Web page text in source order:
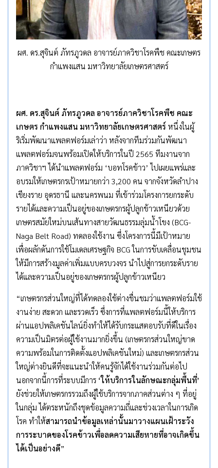
ผศ. ดร.สุจินต์ ภัทรภูวดล อาจารย์ภาควิชาโรคพืช คณะเกษตร
กำแพงแสน มหาวิทยาลัยเกษตรศาสตร์
ผศ. ดร.สุจินต์ ภัทรภูวดล อาจารย์ภาควิชาโรคพืช คณะ
เกษตร กำแพงแสน มหาวิทยาลัยเกษตรศาสตร์หนึ่งในผู้
ริเริ่มพัฒนาแพลตฟอร์มเล่าว่า หลังจากทีมร่วมกันพัฒนา
แพลตฟอร์มจนพร้อมเปิดให้บริการในปี 2565 ทีมงานจาก
ภาควิชาฯ ได้นำแพลตฟอร์ม ‘บอทโรคข้าว’ ไปเผยแพร่และ
อบรมให้เกษตรกรเป้าหมายกว่า 3,200 คน จากจังหวัดลำปาง
เชียงราย อุดรธานี และนครพนม ที่เข้าร่วมโครงการยกระดับ
รายได้และความเป็นอยู่ของเกษตรกรผู้ปลูกข้าวเหนียวด้วย
เกษตรสมัยใหม่บนเส้นทางสายวัฒนธรรมลุ่มน้ำโขง (BCG-
Naga Belt Road) ทดลองใช้งาน ซึ่งโครงการนี้มีเป้าหมาย
เพื่อผลักดันการใช้โมเดลเศรษฐกิจ BCG ในการขับเคลื่อนชุมชน
ให้มีการสร้างมูลค่าเพิ่มแบบครบวงจร นำไปสู่การยกระดับราย
ได้และความเป็นอยู่ของเกษตรกรผู้ปลูกข้าวเหนียว
“เกษตรกรส่วนใหญ่ที่ได้ทดลองใช้ต่างชื่นชมว่าแพลตฟอร์มใช้
งานง่าย สะดวก และรวดเร็ว ซึ่งการที่แพลตฟอร์มนี้ให้บริการ
ผ่านแอปพลิเคชันไลน์ยิ่งทำให้ได้รับกระแสตอบรับที่ดีในเรื่อง
ความเป็นมิตรต่อผู้ใช้งานมากยิ่งขึ้น (เกษตรกรส่วนใหญ่ขาด
ความพร้อมในการติดตั้งแอปพลิเคชันใหม่) และเกษตรกรส่วน
ใหญ่ต่างยินดีที่จะแนะนำให้คนรู้จักได้ใช้งานร่วมกันต่อไป
นอกจากนี้การที่ระบบมีการ ‘ให้บริการในลักษณะกลุ่มพื้นที่’
ยังช่วยให้เกษตรกรรวมถึงผู้ใช้บริการจากภาคส่วนต่าง ๆ ที่อยู่
ในกลุ่ม ได้ตระหนักถึงชุดข้อมูลความถี่และช่วงเวลาในการเกิด
โรค ทำให้สามารถนำข้อมูลเหล่านั้นมาวางแผนเฝ้าระวัง
การระบาดของโรคข้าวเพื่อลดความเสียหายที่อาจเกิดขึ้น
ได้เป็นอย่างดี”